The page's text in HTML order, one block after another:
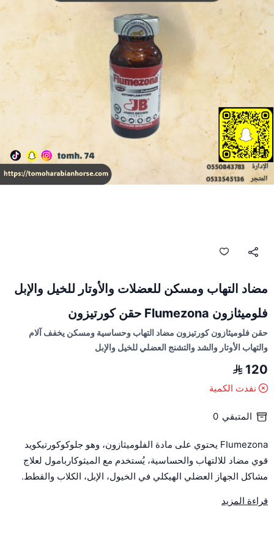
مضاد التهاب ومسكن للعضلات والأوتار للخيل والإبل
فلوميثازون Flumezona حقن كورتيزون
حقن فلوميثازون كورتيزون مضاد التهاب وحساسية ومسكن يخفف آلام
والتهاب الأوتار والشد والتشنج العضلي للخيل والإبل
120
نفدت الكمية
المتبقي 0
FIumezona يحتوي على مادة الفلوميثازون، وهو جلوكوكورتيكويد
قوي مضاد للالتهاب والحساسية، يُستخدم مع الميثوكاربامول لعلاج
مشاكل الجهاز العضلي الهيكلي في الخيول، الإبل، الكلاب والقطط.
مواصفات FIumezona مضاد للالتهاب :
قراءة المزيد